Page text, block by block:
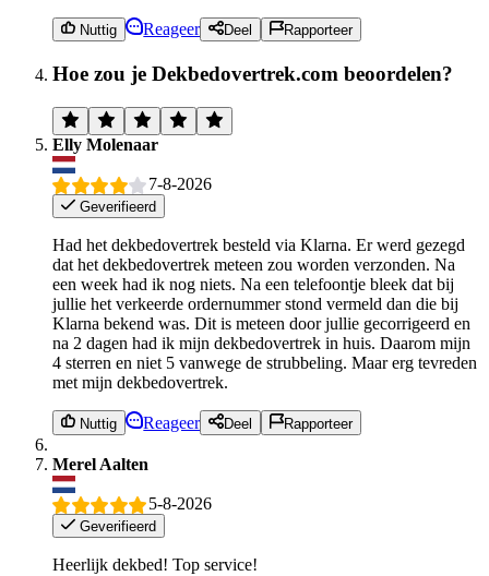
Nuttig Reageer Deel Rapporteer
Hoe zou je Dekbedovertrek.com beoordelen?
Elly Molenaar
7-8-2026
Geverifieerd
Had het dekbedovertrek besteld via Klarna. Er werd gezegd
dat het dekbedovertrek meteen zou worden verzonden. Na
een week had ik nog niets. Na een telefoontje bleek dat bij
jullie het verkeerde ordernummer stond vermeld dan die bij
Klarna bekend was. Dit is meteen door jullie gecorrigeerd en
na 2 dagen had ik mijn dekbedovertrek in huis. Daarom mijn
4 sterren en niet 5 vanwege de strubbeling. Maar erg tevreden
met mijn dekbedovertrek.
Nuttig Reageer Deel Rapporteer
Merel Aalten
5-8-2026
Geverifieerd
Heerlijk dekbed! Top service!